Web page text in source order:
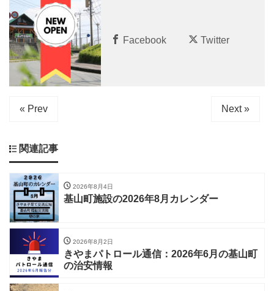
Facebook Twitter
« Prev Next »
関連記事
2026年8月4日
基山町施設の2026年8月カレンダー
2026年8月2日
きやまパトロール通信：2026年6月の基山町
の治安情報